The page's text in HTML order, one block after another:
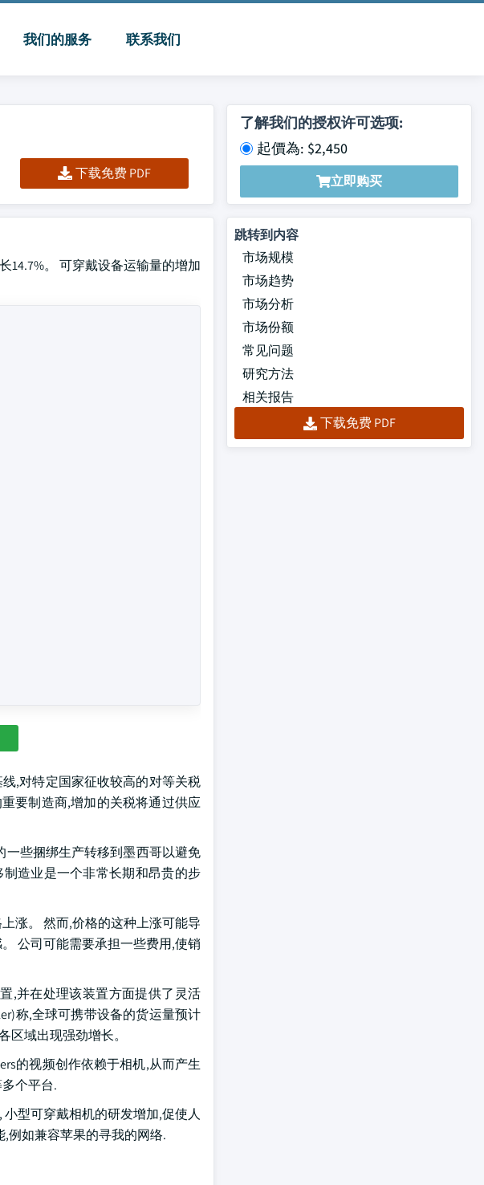
我们的服务 联系我们
下载免费 PDF
了解我们的授权许可选项:
起價為: $2,450
立即购买
14.7%。 可穿戴设备运输量的增加
,对特定国家征收较高的对等关税
要制造商,增加的关税将通过供应
一些捆绑生产转移到墨西哥以避免
造业是一个非常长期和昂贵的步
涨。 然而,价格的这种上涨可能导
公司可能需要承担一些费用,使销
,并在处理该装置方面提供了灵活
称,全球可携带设备的货运量预计
区域出现强劲增长。
的视频创作依赖于相机,从而产生
个平台.
型可穿戴相机的研发增加,促使人
,例如兼容苹果的寻我的网络.
跳转到内容
市场规模
市场趋势
市场分析
市场份额
常见问题
研究方法
相关报告
下载免费 PDF